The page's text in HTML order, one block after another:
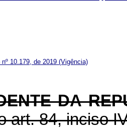
nº 10.179, de 2019 (Vigência)
DA
art. 84, inciso